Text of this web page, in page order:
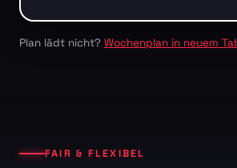
Plan lädt nicht? Wochenplan in neuem
FAIR & FLEXIBEL